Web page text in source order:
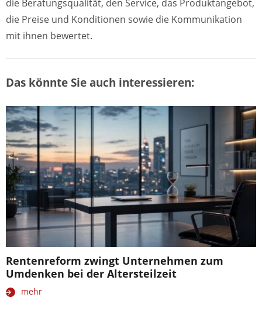
die Beratungsqualität, den Service, das Produktangebot,
die Preise und Konditionen sowie die Kommunikation
mit ihnen bewertet.
Das könnte Sie auch interessieren:
Rentenreform zwingt Unternehmen zum
Umdenken bei der Altersteilzeit
mehr